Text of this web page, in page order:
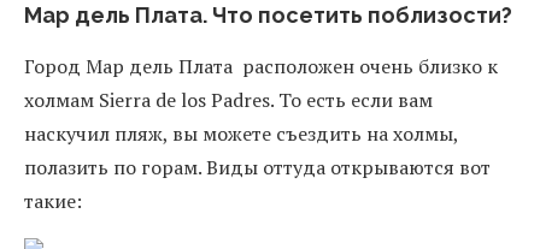
Мар дель Плата. Что посетить поблизости?
Город Мар дель Плата расположен очень близко к
холмам Sierra de los Padres. То есть если вам
наскучил пляж, вы можете съездить на холмы,
полазить по горам. Виды оттуда открываются вот
такие: